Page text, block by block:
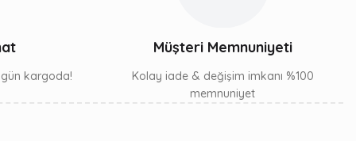
gün kargoda!
Müşteri Memnuniyeti
Kolay iade & değişim imkanı %100
memnuniyet